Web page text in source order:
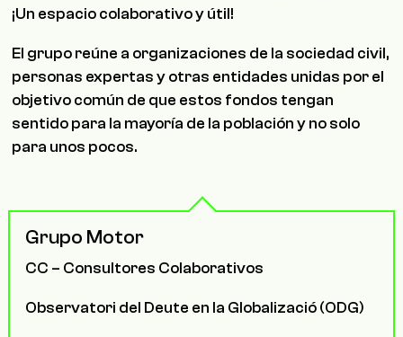
¡Un espacio colaborativo y útil!
El grupo reúne a organizaciones de la sociedad civil,
personas expertas y otras entidades unidas por el
objetivo común de que estos fondos tengan
sentido para la mayoría de la población y no solo
para unos pocos.
Grupo Motor
CC – Consultores Colaborativos
Observatori del Deute en la Globalizació (ODG)